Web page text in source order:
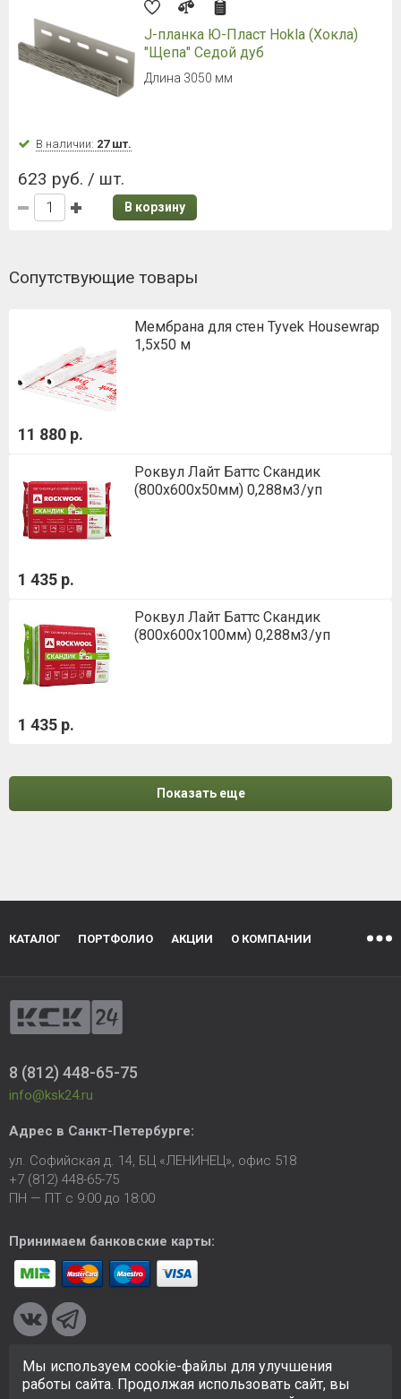
J-планка Ю-Пласт Hokla (Хокла)
"Щепа" Седой дуб
Длина 3050 мм
В наличии: 27 шт.
623 руб. / шт.
В корзину
Сопутствующие товары
Мембрана для стен Tyvek Housewrap
1,5х50 м
11 880 р.
Роквул Лайт Баттс Скандик
(800х600х50мм) 0,288м3/уп
1 435 р.
Роквул Лайт Баттс Скандик
(800х600х100мм) 0,288м3/уп
1 435 р.
Показать еще
КАТАЛОГ ПОРТФОЛИО АКЦИИ О КОМПАНИИ
8 (812) 448-65-75
info@ksk24.ru
Адрес в Санкт-Петербурге:
ул. Софийская д. 14, БЦ «ЛЕНИНЕЦ», офис 518
+7 (812) 448-65-75
ПН — ПТ с 9:00 до 18:00
Принимаем банковские карты:
© 2005-2026 ООО «КСК». Сайтhttps://ksk24.ruсоздан
исключительно в информационных целях и любая информация
Мы используем cookie-файлы для улучшения
работы сайта. Продолжая использовать сайт, вы